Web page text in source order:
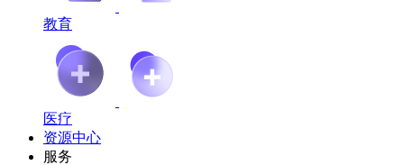
教育
医疗
资源中心
服务